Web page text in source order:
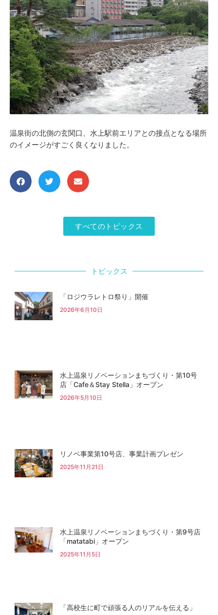
温泉街の北側の玄関口、水上駅前エリアとの接点となる場所
のイメージがすごく良くなりました。
すべてのトピックス
トピックス
「ロジウラレトロ祭り」開催
2026年6月10日
水上温泉リノベーションまちづくり・第10号
店「Cafe＆Stay Stella」オープン
2026年5月10日
リノベ事業第10号店、事業計画プレゼン
2025年11月21日
水上温泉リノベーションまちづくり・第9号店
「matatabi」オープン
2025年11月5日
「高校生に町で頑張る人のリアルを伝える」